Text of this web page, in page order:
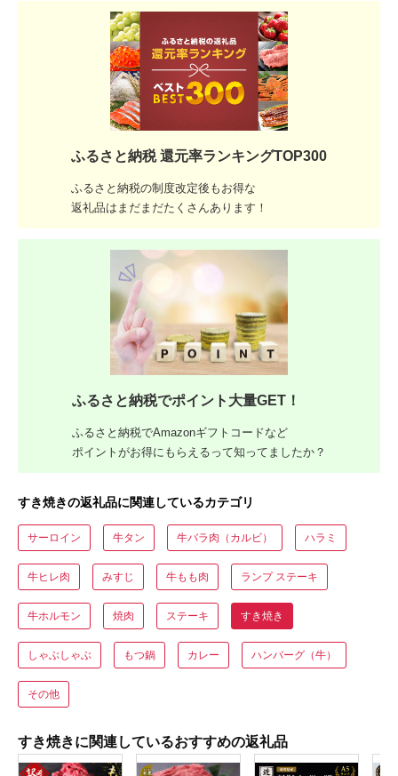
ふるさと納税 還元率ランキングTOP300
ふるさと納税の制度改定後もお得な
返礼品はまだまだたくさんあります！
ふるさと納税でポイント大量GET！
ふるさと納税でAmazonギフトコードなど
ポイントがお得にもらえるって知ってましたか？
すき焼きの返礼品に関連しているカテゴリ
サーロイン 牛タン 牛バラ肉（カルビ） ハラミ
牛ヒレ肉 みすじ 牛もも肉 ランプ ステーキ
牛ホルモン 焼肉 ステーキ すき焼き
しゃぶしゃぶ もつ鍋 カレー ハンバーグ（牛）
その他
すき焼きに関連しているおすすめの返礼品